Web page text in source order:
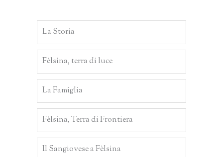
La Storia
Fèlsina, terra di luce
La Famiglia
Fèlsina, Terra di Frontiera
Il Sangiovese a Fèlsina